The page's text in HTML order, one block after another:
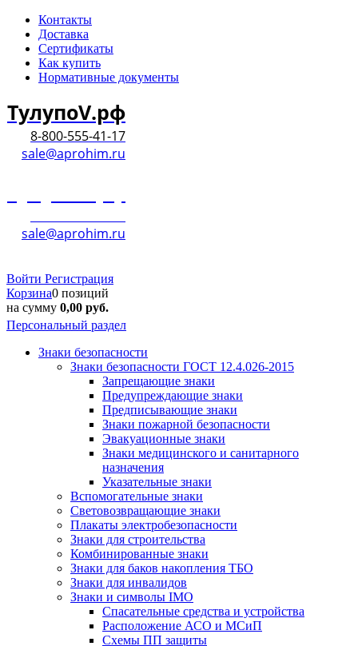
Контакты
Доставка
Сертификаты
Как купить
Нормативные документы
ТулупоV.рф
8-800-555-41-17
sale@aprohim.ru
sale@aprohim.ru
Войти Регистрация
Корзина0 позиций
на сумму 0,00 руб.
Персональный раздел
Знаки безопасности
Знаки безопасности ГОСТ 12.4.026-2015
Запрещающие знаки
Предупреждающие знаки
Предписывающие знаки
Знаки пожарной безопасности
Эвакуационные знаки
Знаки медицинского и санитарного
назначения
Указательные знаки
Вспомогательные знаки
Световозвращающие знаки
Плакаты электробезопасности
Знаки для строительства
Комбинированные знаки
Знаки для баков накопления ТБО
Знаки для инвалидов
Знаки и символы IMO
Спасательные средства и устройства
Расположение АСО и МСиП
Схемы ПП защиты